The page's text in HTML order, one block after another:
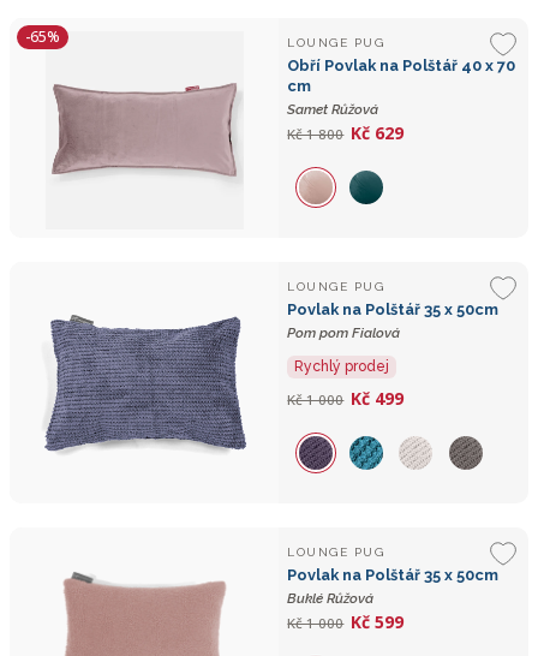
-65% LOUNGE PUG
Obří Povlak na Polštář 40 x 70
cm
Samet Růžová
Kč 1 800 Kč 629
LOUNGE PUG
Povlak na Polštář 35 x 50cm
Pom pom Fialová
Rychlý prodej
Kč 1 000 Kč 499
LOUNGE PUG
Povlak na Polštář 35 x 50cm
Buklé Růžová
Kč 1 000 Kč 599